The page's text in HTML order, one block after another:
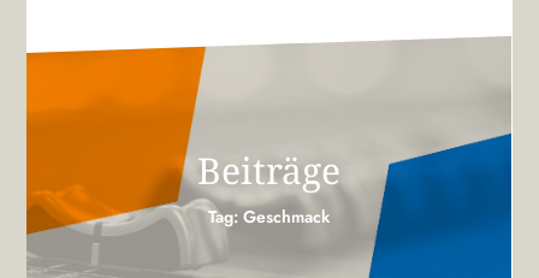
Beiträge
Tag: Geschmack